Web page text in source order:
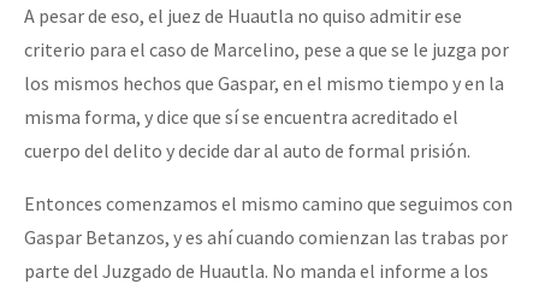
A pesar de eso, el juez de Huautla no quiso admitir ese
criterio para el caso de Marcelino, pese a que se le juzga por
los mismos hechos que Gaspar, en el mismo tiempo y en la
misma forma, y dice que sí se encuentra acreditado el
cuerpo del delito y decide dar al auto de formal prisión.
Entonces comenzamos el mismo camino que seguimos con
Gaspar Betanzos, y es ahí cuando comienzan las trabas por
parte del Juzgado de Huautla. No manda el informe a los